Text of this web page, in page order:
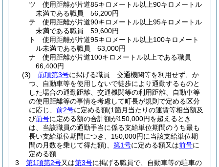
ツ
使用距離が片道85キロメートル以上90キロメートル
未満である職員 56,200円
テ
使用距離が片道90キロメートル以上95キロメートル
未満である職員 59,600円
ト
使用距離が片道95キロメートル以上100キロメート
ル未満である職員 63,000円
ナ
使用距離が片道100キロメートル以上である職員
66,400円
(3)
前項第3号に掲げる職員 交通機関等を利用せず、か
つ、自動車等を使用しないで徒歩により通勤するものと
した場合の通勤距離、交通機関等の利用距離、自動車等
の使用距離等の事情を考慮して町長が規則で定める区分
に応じ、 前2号に定める額(1箇月当たりの運賃等相当額及
び前号に定める額の合計額が150,000円を超えるとき
は、当該職員の通勤手当に係る支給単位期間のうち最も
長い支給単位期間につき、150,000円に当該支給単位期
間の月数を乗じて得た額)
第1号に定める額又は前号に
定める額
3
第1項第2号又は第3号に掲げる職員で、自動車等の駐車の